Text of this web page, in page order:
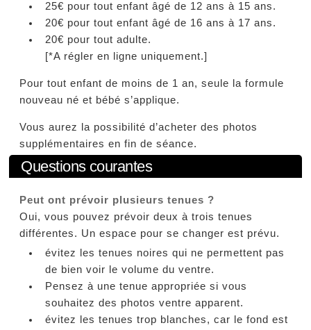
25€ pour tout enfant âgé de 12 ans à 15 ans.
20€ pour tout enfant âgé de 16 ans à 17 ans.
20€ pour tout adulte.
[*A régler en ligne uniquement.]
Pour tout enfant de moins de 1 an, seule la formule
nouveau né et bébé s’applique.
Vous aurez la possibilité d’acheter des photos
supplémentaires en fin de séance.
Questions courantes
Peut ont prévoir plusieurs tenues ?
Oui, vous pouvez prévoir deux à trois tenues
différentes. Un espace pour se changer est prévu.
évitez les tenues noires qui ne permettent pas
de bien voir le volume du ventre.
Pensez à une tenue appropriée si vous
souhaitez des photos ventre apparent.
évitez les tenues trop blanches, car le fond est